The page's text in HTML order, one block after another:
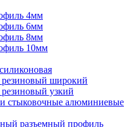
4мм
6мм
8мм
10мм
резиновый широкий
узкий
стыковочные алюминиевые
разъемный профиль